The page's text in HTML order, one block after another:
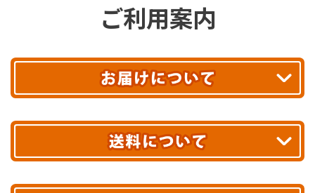
ご利用案内
最短翌日お届け!
あす着エリアが対象です。
エリアやお届け日の確認はこちら▶